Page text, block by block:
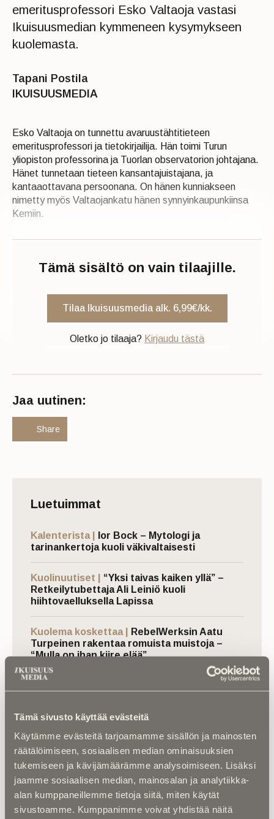
Tämä sivusto käyttää evästeitä
Käytämme evästeitä tarjoamamme sisällön ja mainosten
räätälöimiseen, sosiaalisen median ominaisuuksien
tukemiseen ja kävijämäärämme analysoimiseen. Lisäksi
jaamme sosiaalisen median, mainosalan ja analytiikka-
alan kumppaneillemme tietoja siitä, miten käytät
sivustoamme. Kumppanimme voivat yhdistää näitä
emeritusprofessori Esko Valtaoja vastasi
Ikuisuusmedian kymmeneen kysymykseen
kuolemasta.
Tapani Postila
IKUISUUSMEDIA
Esko Valtaoja on tunnettu avaruustähtitieteen
emeritusprofessori ja tietokirjailija. Hän toimi Turun
yliopiston professorina ja Tuorlan observatorion johtajana.
Hänet tunnetaan tieteen kansantajuistajana, ja
kantaaottavana persoonana. On hänen kunniakseen
nimetty myös Valtaojankatu hänen synnyinkaupunkiinsa
Kemiin.​
Tämä sisältö on vain tilaajille.
Tilaa Ikuisuusmedia alk. 6,99€/kk.
Oletko jo tilaaja? Kirjaudu tästä
Jaa uutinen:
Share
Luetuimmat
Kalenterista |
Ior Bock – Mytologi ja
tarinankertoja kuoli väkivaltaisesti
Kuolinuutiset |
“Yksi taivas kaiken yllä” –
Retkeilytubettaja Ali Leiniö kuoli
hiihtovaelluksella Lapissa
Kuolema koskettaa |
RebelWerksin Aatu
Turpeinen rakentaa romuista muistoja –
“Mulla on ihan kiire elää”
kuluessa?
Asiantuntijoilta | Kuka kustantaa
kalmasiivouksen? – Moni maksaa turhaan
vainajan vuokra-asunnon siivouksesta ­